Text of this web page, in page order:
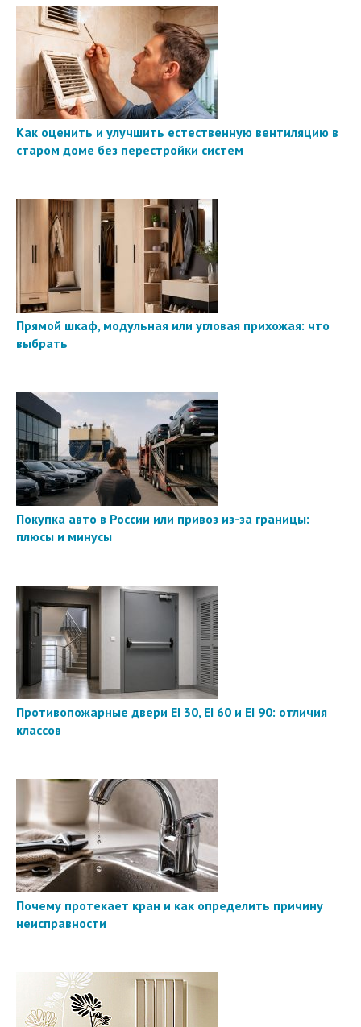
Как оценить и улучшить естественную вентиляцию в
старом доме без перестройки систем
Прямой шкаф, модульная или угловая прихожая: что
выбрать
Покупка авто в России или привоз из-за границы:
плюсы и минусы
Противопожарные двери EI 30, EI 60 и EI 90: отличия
классов
Почему протекает кран и как определить причину
неисправности